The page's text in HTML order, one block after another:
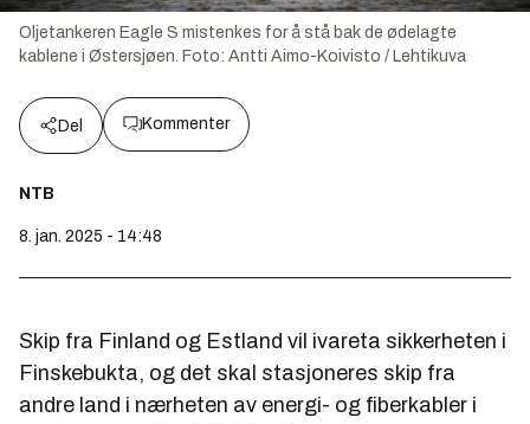
Oljetankeren Eagle S mistenkes for å stå bak de ødelagte
kablene i Østersjøen. Foto: Antti Aimo-Koivisto / Lehtikuva
Del Kommenter
NTB
8. jan. 2025 - 14:48
Skip fra Finland og Estland vil ivareta sikkerheten i
Finskebukta, og det skal stasjoneres skip fra
andre land i nærheten av energi- og fiberkabler i